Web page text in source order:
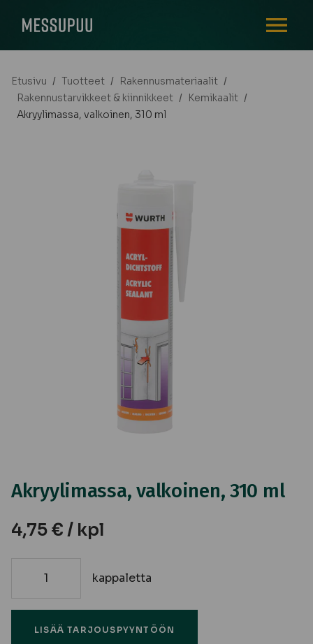
Etusivu / Tuotteet / Rakennusmateriaalit /
Rakennustarvikkeet & kiinnikkeet / Kemikaalit /
Akryylimassa, valkoinen, 310 ml
Akryylimassa, valkoinen, 310 ml
4,75 € / kpl
Akryylimassa,
kappaletta
LISÄÄ TARJOUSPYYNTÖÖN